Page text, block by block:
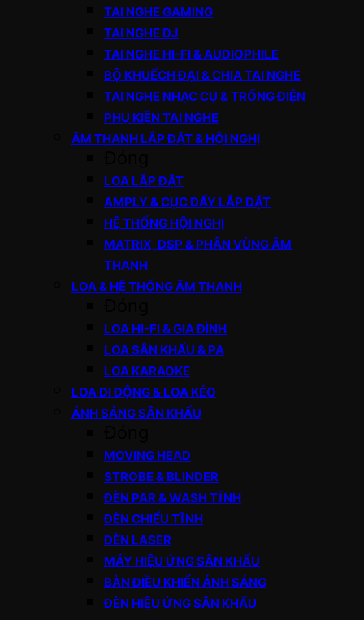
TAI NGHE GAMING
TAI NGHE DJ
TAI NGHE HI-FI & AUDIOPHILE
BỘ KHUẾCH ĐẠI & CHIA TAI NGHE
TAI NGHE NHẠC CỤ & TRỐNG ĐIỆN
PHỤ KIỆN TAI NGHE
ÂM THANH LẮP ĐẶT & HỘI NGHỊ
LOA LẮP ĐẶT
AMPLY & CỤC ĐẨY LẮP ĐẶT
HỆ THỐNG HỘI NGHỊ
MATRIX, DSP & PHÂN VÙNG ÂM
THANH
LOA & HỆ THỐNG ÂM THANH
LOA HI-FI & GIA ĐÌNH
LOA SÂN KHẤU & PA
LOA KARAOKE
LOA DI ĐỘNG & LOA KÉO
ÁNH SÁNG SÂN KHẤU
MOVING HEAD
STROBE & BLINDER
ĐÈN PAR & WASH TĨNH
ĐÈN CHIẾU TĨNH
ĐÈN LASER
MÁY HIỆU ỨNG SÂN KHẤU
BÀN ĐIỀU KHIỂN ÁNH SÁNG
ĐÈN HIỆU ỨNG SÂN KHẤU